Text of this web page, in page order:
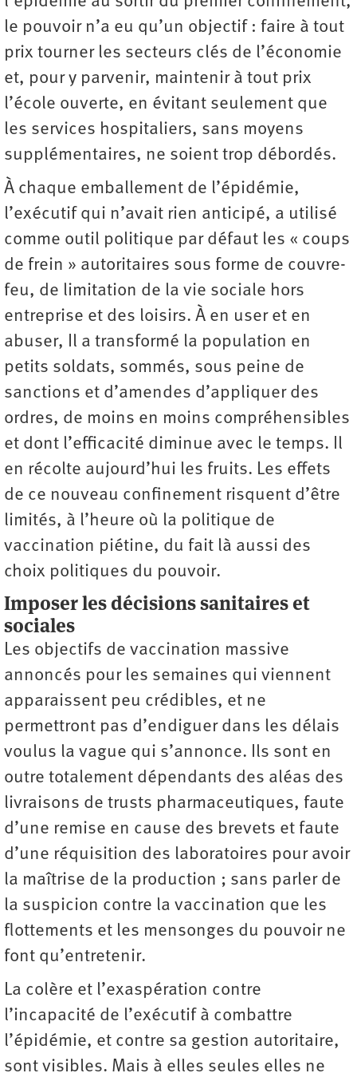
le pouvoir n’a eu qu’un objectif : faire à tout
prix tourner les secteurs clés de l’économie
et, pour y parvenir, maintenir à tout prix
l’école ouverte, en évitant seulement que
les services hospitaliers, sans moyens
supplémentaires, ne soient trop débordés.
À chaque emballement de l’épidémie,
l’exécutif qui n’avait rien anticipé, a utilisé
comme outil politique par défaut les « coups
de frein » autoritaires sous forme de couvre-
feu, de limitation de la vie sociale hors
entreprise et des loisirs. À en user et en
abuser, Il a transformé la population en
petits soldats, sommés, sous peine de
sanctions et d’amendes d’appliquer des
ordres, de moins en moins compréhensibles
et dont l’efficacité diminue avec le temps. Il
en récolte aujourd’hui les fruits. Les effets
de ce nouveau confinement risquent d’être
limités, à l’heure où la politique de
vaccination piétine, du fait là aussi des
choix politiques du pouvoir.
Imposer les décisions sanitaires et
sociales
Les objectifs de vaccination massive
annoncés pour les semaines qui viennent
apparaissent peu crédibles, et ne
permettront pas d’endiguer dans les délais
voulus la vague qui s’annonce. Ils sont en
outre totalement dépendants des aléas des
livraisons de trusts pharmaceutiques, faute
d’une remise en cause des brevets et faute
d’une réquisition des laboratoires pour avoir
la maîtrise de la production ; sans parler de
la suspicion contre la vaccination que les
flottements et les mensonges du pouvoir ne
font qu’entretenir.
La colère et l’exaspération contre
l’incapacité de l’exécutif à combattre
l’épidémie, et contre sa gestion autoritaire,
sont visibles. Mais à elles seules elles ne